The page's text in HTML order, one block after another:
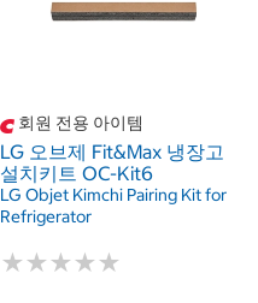
회원 전용 아이템
LG 오브제 Fit&Max 냉장고
설치키트 OC-Kit6
LG Objet Kimchi Pairing Kit for
Refrigerator
★★★★★
★★★★★